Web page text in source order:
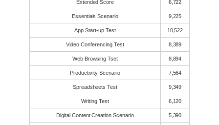
Extended Score 6,722
Essentials Scenario 9,225
App Start-up Test 10,522
Video Conferencing Test 8,389
Web Browsing Tset 8,894
Productivity Scenario 7,564
Spreadsheets Test 9,349
Writing Test 6,120
Digital Content Creation Scenario 5,390